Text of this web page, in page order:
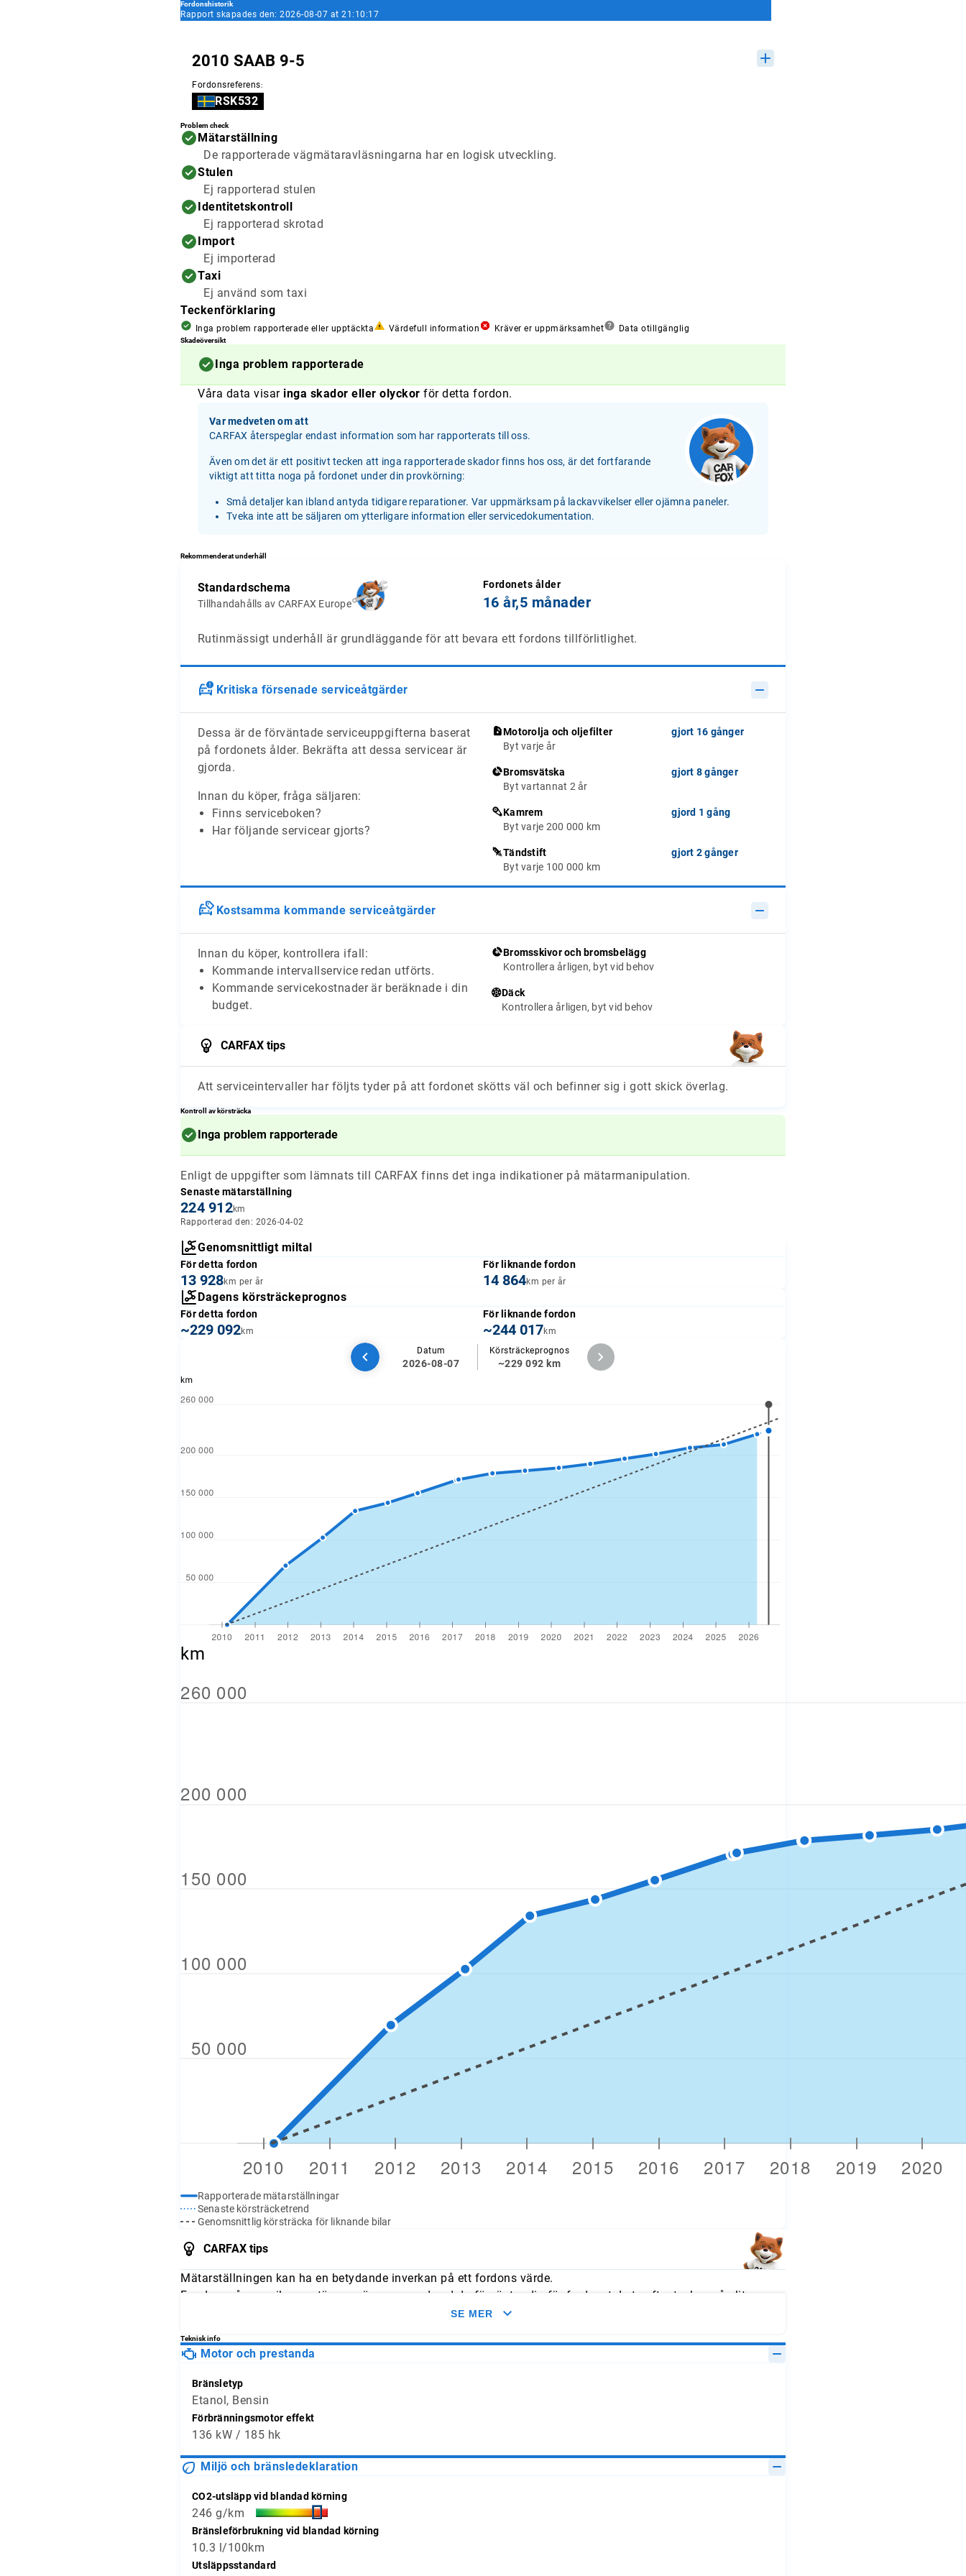
Fordonshistorik
Rapport skapades den: 2026-08-07 at 21:10:17
2010 SAAB 9-5
Fordonsreferens:
RSK532
Problem check
Mätarställning
De rapporterade vägmätaravläsningarna har en logisk utveckling.
Stulen
Ej rapporterad stulen
Identitetskontroll
Ej rapporterad skrotad
Import
Ej importerad
Taxi
Ej använd som taxi
Teckenförklaring
Inga problem rapporterade eller upptäckta Värdefull information Kräver er uppmärksamhet Data otillgänglig
Skadeöversikt
Inga problem rapporterade
Våra data visar inga skador eller olyckor för detta fordon.
Var medveten om att
CARFAX återspeglar endast information som har rapporterats till oss.
Även om det är ett positivt tecken att inga rapporterade skador finns hos oss, är det fortfarande
viktigt att titta noga på fordonet under din provkörning:
Små detaljer kan ibland antyda tidigare reparationer. Var uppmärksam på lackavvikelser eller ojämna paneler.
Tveka inte att be säljaren om ytterligare information eller servicedokumentation.
Rekommenderat underhåll
Standardschema
Tillhandahålls av CARFAX Europe
Fordonets ålder
16 år,5 månader
Rutinmässigt underhåll är grundläggande för att bevara ett fordons tillförlitlighet.
Kritiska försenade serviceåtgärder
Dessa är de förväntade serviceuppgifterna baserat
på fordonets ålder. Bekräfta att dessa servicear är
gjorda.
Innan du köper, fråga säljaren:
Finns serviceboken?
Har följande servicear gjorts?
Motorolja och oljefilter
Byt varje år
gjort 16 gånger
Bromsvätska
Byt vartannat 2 år
gjort 8 gånger
Kamrem
Byt varje 200 000 km
gjord 1 gång
Tändstift
Byt varje 100 000 km
gjort 2 gånger
Kostsamma kommande serviceåtgärder
Innan du köper, kontrollera ifall:
Kommande intervallservice redan utförts.
Kommande servicekostnader är beräknade i din
budget.
Bromsskivor och bromsbelägg
Kontrollera årligen, byt vid behov
Däck
Kontrollera årligen, byt vid behov
CARFAX tips
Att serviceintervaller har följts tyder på att fordonet skötts väl och befinner sig i gott skick överlag.
Kontroll av körsträcka
Inga problem rapporterade
Enligt de uppgifter som lämnats till CARFAX finns det inga indikationer på mätarmanipulation.
Senaste mätarställning
224 912km
Rapporterad den: 2026-04-02
Genomsnittligt miltal
För detta fordon
13 928km per år
För liknande fordon
14 864km per år
Dagens körsträckeprognos
För detta fordon
~229 092km
För liknande fordon
~244 017km
Datum
2026-08-07
Körsträckeprognos
~229 092 km
Rapporterade mätarställningar
Senaste körsträcketrend
Genomsnittlig körsträcka för liknande bilar
CARFAX tips
Mätarställningen kan ha en betydande inverkan på ett fordons värde.
Fundera på om mileage stämmer överens med vad du förväntar dig för fordonet. Leta efter tecken på slitage
och jämför avläsningarna med typliga årliga genomsnitt.
SE MER
Teknisk info
Motor och prestanda
Bränsletyp
Etanol, Bensin
Förbränningsmotor effekt
136 kW / 185 hk
Miljö och bränsledeklaration
CO2-utsläpp vid blandad körning
246 g/km
Bränsleförbrukning vid blandad körning
10.3 l/100km
Utsläppsstandard